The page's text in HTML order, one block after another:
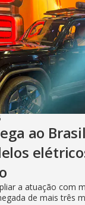
ao
a atuação com
de mais três